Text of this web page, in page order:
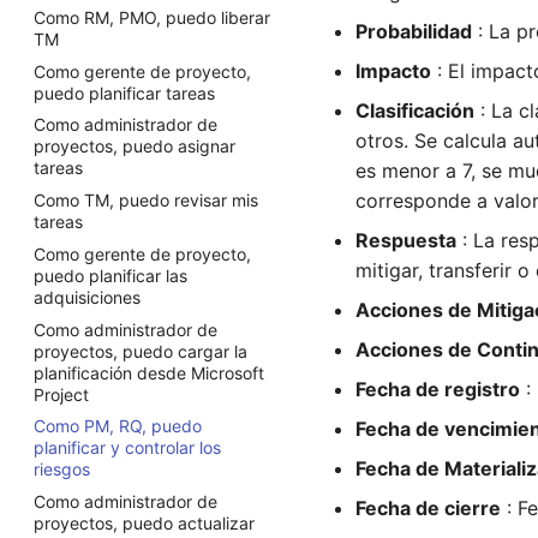
agregar programas a una
cartera
Como FM, PMO, PM, puedo
crear un nuevo proyecto
usando plantillas
Como PMO, puedo recibir
ayuda del Asistente de IA
Como FM, SH, SP, RQ, puedo
proporcionar
retroalimentación sobre el
desempeño de TM
Como TM, puedo revisar los
comentarios sobre mí
Como RM, puedo revisar los
comentarios de los TM
Como SH, SP, RQ, puedo
brindar retroalimentación
sobre el desempeño del
proyecto
Como gerente de proyecto,
puedo revisar los comentarios
del proyecto
Como PM, RQ, FM puedo
revisar los cambios del ciclo
de vida del proyecto
Como TM, puedo revisar mis
datos
Como TM, puedo revisar el
revisar el registro del ciclo de
vida del proyecto
Como FM, puedo crear una
unidad de negocio
Como RM, puedo crear un
fondo de recursos
Como FM, SP, PMO, puedo
crear un proyecto o solicitud
Como administrador de
proyectos, puedo crear un
proyecto
Como RQ, puedo crear una
solicitud
Como PfM, PMO, puedo crear
una cartera
Como PgM, PMO, puedo
crear un programa
Como PfM, PMO, puedo
agregar programas a una
cartera
Como RM, PMO, puedo liberar
TM
Como gerente de proyecto,
puedo planificar tareas
Como administrador de
proyectos, puedo asignar
tareas
Como TM, puedo revisar mis
tareas
Como gerente de proyecto,
puedo planificar las
adquisiciones
Como administrador de
proyectos, puedo cargar la
planificación desde Microsoft
Project
Como PM, RQ, puedo
planificar y controlar los
riesgos
Como administrador de
proyectos, puedo actualizar
Probabilidad : La
Impacto : El
Clasificación : La
otros. Se calcula
es menor a 7, se
corresponde a
Respuesta : La
mitigar, transferir o
Acciones de
Acciones de
Fecha de registro :
Fecha de
Fecha de
Fecha de cierre :